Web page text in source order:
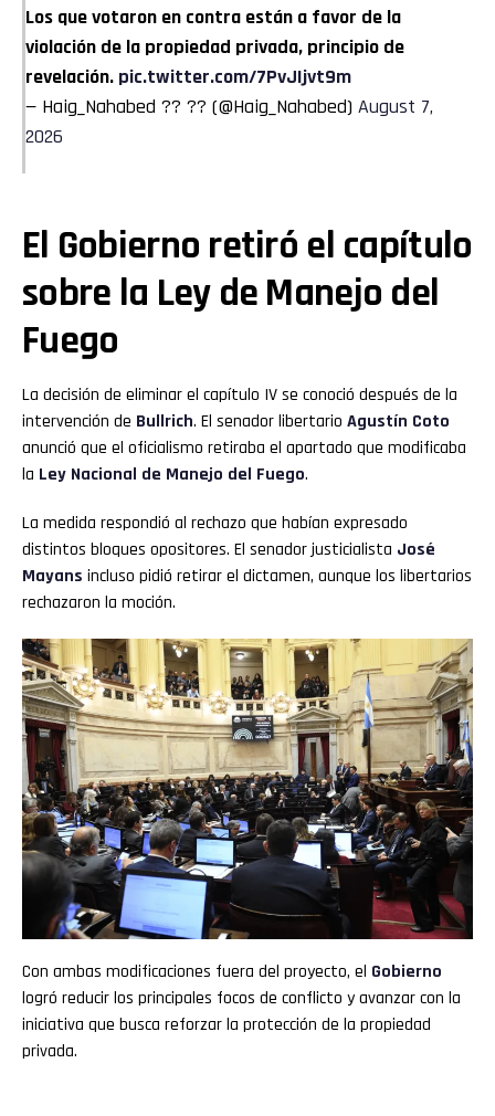
Los que votaron en contra están a favor de la
violación de la propiedad privada, principio de
revelación. pic.twitter.com/7PvJIjvt9m
— Haig_Nahabed ?? ?? (@Haig_Nahabed) August 7,
2026
El Gobierno retiró el capítulo
sobre la Ley de Manejo del
Fuego
La decisión de eliminar el capítulo IV se conoció después de la
intervención de Bullrich. El senador libertario Agustín Coto
anunció que el oficialismo retiraba el apartado que modificaba
la Ley Nacional de Manejo del Fuego.
La medida respondió al rechazo que habían expresado
distintos bloques opositores. El senador justicialista José
Mayans incluso pidió retirar el dictamen, aunque los libertarios
rechazaron la moción.
Con ambas modificaciones fuera del proyecto, el Gobierno
logró reducir los principales focos de conflicto y avanzar con la
iniciativa que busca reforzar la protección de la propiedad
privada.